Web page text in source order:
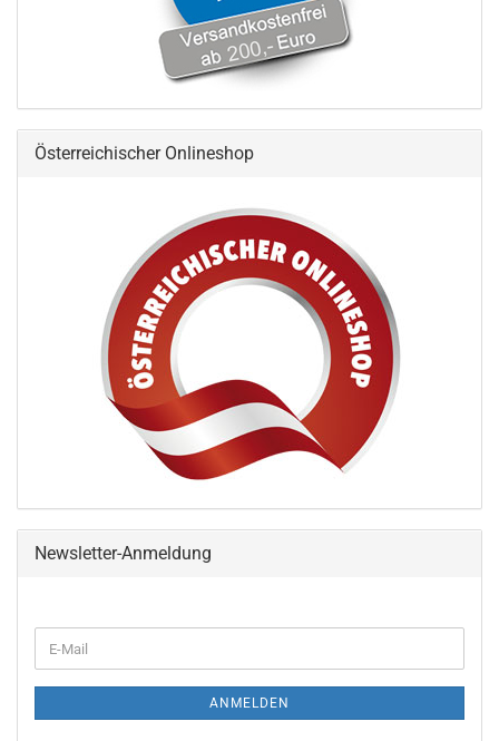
Österreichischer Onlineshop
Newsletter-Anmeldung
ANMELDEN